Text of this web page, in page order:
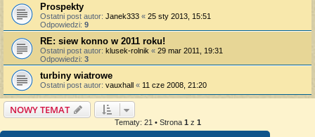
Prospekty
Ostatni post autor: Janek333 « 25 sty 2013, 15:51
Odpowiedzi: 9
RE: siew konno w 2011 roku!
Ostatni post autor: klusek-rolnik « 29 mar 2011, 19:31
Odpowiedzi: 3
turbiny wiatrowe
Ostatni post autor: vauxhall « 11 cze 2008, 21:20
NOWY TEMAT
Tematy: 21 • Strona 1 z 1